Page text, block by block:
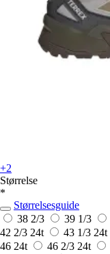
+2
Størrelse
*
Størrelsesguide
38 2/3
39 1/3
42 2/3 24t 43 1/3 24t
46 24t 46 2/3 24t